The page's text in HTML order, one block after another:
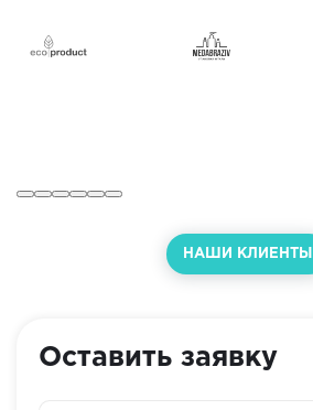
НАШИ КЛИЕНТЫ
Оставить заявку